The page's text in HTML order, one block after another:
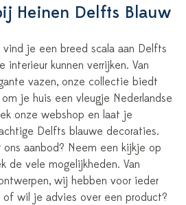
Heinen Delfts Blauw
je een breed scala aan Delfts
kunnen verrijken. Van
vazen, onze collectie biedt
je huis een vleugje Nederlandse
onze webshop en laat je
Delfts blauwe decoraties.
aanbod? Neem een kijkje op
de vele mogelijkheden. Van
wij hebben voor ieder
wil je advies over een product?